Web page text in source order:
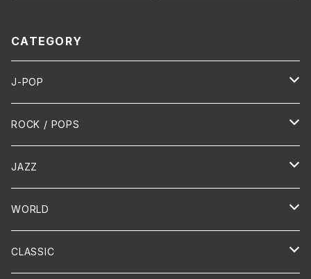
CATEGORY
J-POP
HR/HM
演歌 / 歌謡曲
PUNK/HARDCORE
Hip-Hop/Dancehall Reggae
ROCK / POPS
Oldies
HR/HM
JAZZ
Vocal
Piano
WORLD
HAWAIIAN
CLASSIC